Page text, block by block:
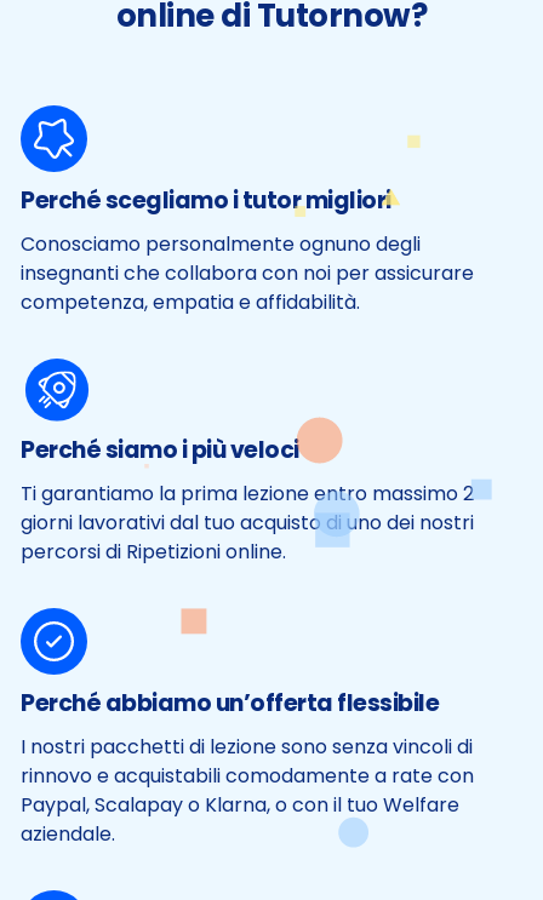
online di Tutornow?
Perché scegliamo i tutor migliori
Conosciamo personalmente ognuno degli
insegnanti che collabora con noi per assicurare
competenza, empatia e affidabilità.
Perché siamo i più veloci
Ti garantiamo la prima lezione entro massimo 2
giorni lavorativi dal tuo acquisto di uno dei nostri
percorsi di Ripetizioni online.
Perché abbiamo un’offerta flessibile
I nostri pacchetti di lezione sono senza vincoli di
rinnovo e acquistabili comodamente a rate con
Paypal, Scalapay o Klarna, o con il tuo Welfare
aziendale.